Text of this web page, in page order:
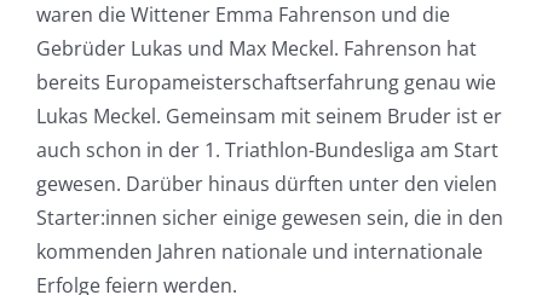
waren die Wittener Emma Fahrenson und die
Gebrüder Lukas und Max Meckel. Fahrenson hat
bereits Europameisterschaftserfahrung genau wie
Lukas Meckel. Gemeinsam mit seinem Bruder ist er
auch schon in der 1. Triathlon-Bundesliga am Start
gewesen. Darüber hinaus dürften unter den vielen
Starter:innen sicher einige gewesen sein, die in den
kommenden Jahren nationale und internationale
Erfolge feiern werden.